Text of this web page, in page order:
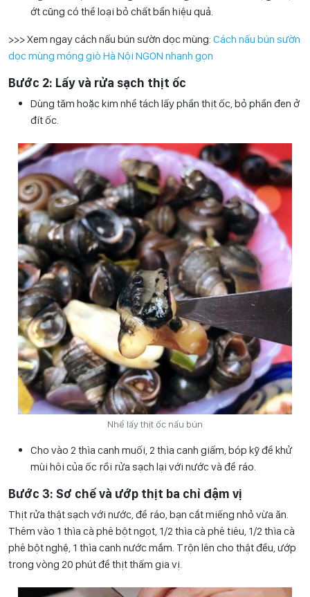
ớt cũng có thể loại bỏ chất bẩn hiệu quả.
>>> Xem ngay cách nấu bún sườn dọc mùng: Cách nấu bún sườn
dọc mùng móng giò Hà Nội NGON nhanh gọn
Bước 2: Lấy và rửa sạch thịt ốc
Dùng tăm hoặc kim nhể tách lấy phần thịt ốc, bỏ phần đen ở
đít ốc.
Nhể lấy thịt ốc nấu bún
Cho vào 2 thìa canh muối, 2 thìa canh giấm, bóp kỹ để khử
mùi hôi của ốc rồi rửa sạch lại với nước và để ráo.
Bước 3: Sơ chế và ướp thịt ba chỉ đậm vị
Thịt rửa thật sạch với nước, để ráo, bạn cắt miếng nhỏ vừa ăn.
Thêm vào 1 thìa cà phê bột ngọt, 1/2 thìa cà phê tiêu, 1/2 thìa cà
phê bột nghệ, 1 thìa canh nước mắm. Trộn lên cho thật đều, ướp
trong vòng 20 phút để thịt thấm gia vị.